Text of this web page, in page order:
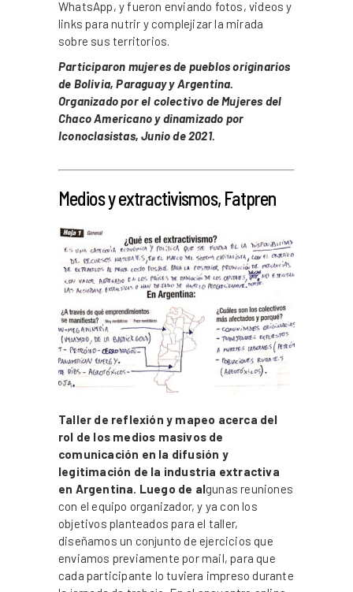
WhatsApp, y fueron enviando fotos, videos y
links para nutrir y complejizar la mirada
sobre sus territorios.
Participaron mujeres de pueblos originarios
de Bolivia, Paraguay y Argentina.
Organizado por el colectivo de Mujeres del
Chaco Americano y dinamizado por
Iconoclasistas, Junio de 2021.
Medios y extractivismos, Fatpren
Taller de reflexión y mapeo acerca del
rol de los medios masivos de
comunicación en la difusión y
legitimación de la industria extractiva
en Argentina. Luego de algunas reuniones
con el equipo organizador, y ya con los
objetivos planteados para el taller,
diseñamos un conjunto de ejercicios que
enviamos previamente por mail, para que
cada participante lo tuviera impreso durante